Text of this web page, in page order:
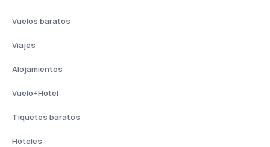
Vuelos baratos
Viajes
Alojamientos
Vuelo+Hotel
Tiquetes baratos
Hoteles